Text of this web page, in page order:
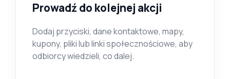
Prowadź do kolejnej akcji
Dodaj przyciski, dane kontaktowe, mapy,
kupony, pliki lub linki społecznościowe, aby
odbiorcy wiedzieli, co dalej.